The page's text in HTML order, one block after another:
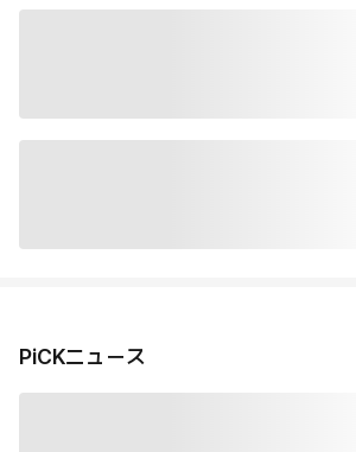
PiCKニュース